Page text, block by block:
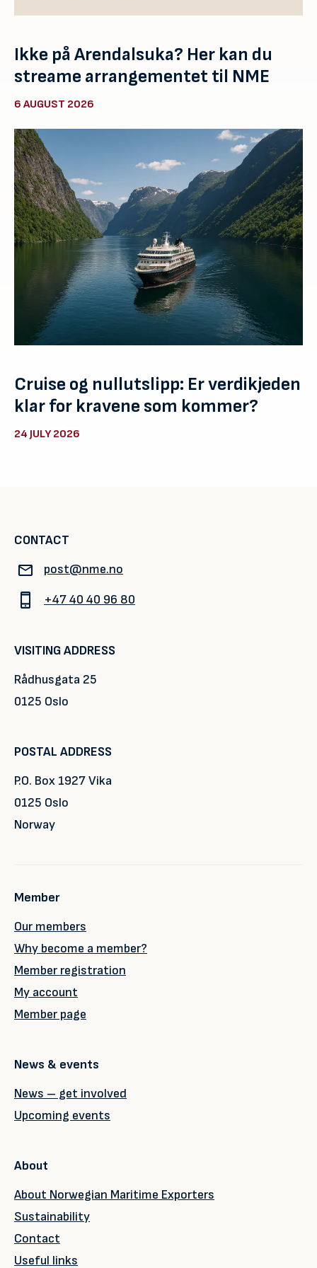
Ikke på Arendalsuka? Her kan du
streame arrangementet til NME
6 AUGUST 2026
Cruise og nullutslipp: Er verdikjeden
klar for kravene som kommer?
24 JULY 2026
CONTACT
post@nme.no
+47 40 40 96 80
VISITING ADDRESS
Rådhusgata 25
0125 Oslo
POSTAL ADDRESS
P.O. Box 1927 Vika
0125 Oslo
Norway
Member
Our members
Why become a member?
Member registration
My account
Member page
News & events
News – get involved
Upcoming events
About
About Norwegian Maritime Exporters
Sustainability
Contact
Useful links